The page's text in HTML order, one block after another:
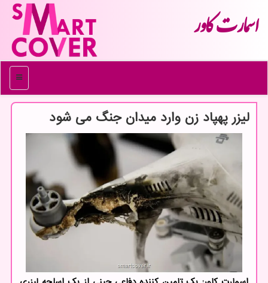
اسمارت كاور
منو
لیزر پهپاد زن وارد میدان جنگ می شود